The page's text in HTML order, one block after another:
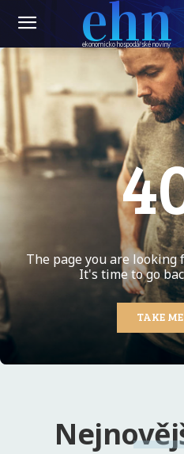
ehn
ekonomicko hospodářské noviny
The page you are looking
It's time to go
TAKE